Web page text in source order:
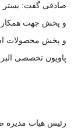
صادقی گفت: بستر
و پخش جهت همکاری و
و پخش محصولات
پاویون تخصصی
رئیس هیات مدیره